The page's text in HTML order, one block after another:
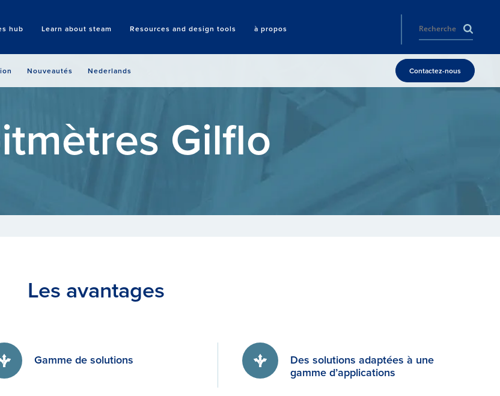
hub Learn about steam Resources and design tools à propos
Search
Nouveautés Nederlands Contactez-nous
Gilflo
Les avantages
Gamme de solutions
Des solutions adaptées à une
gamme d’applications